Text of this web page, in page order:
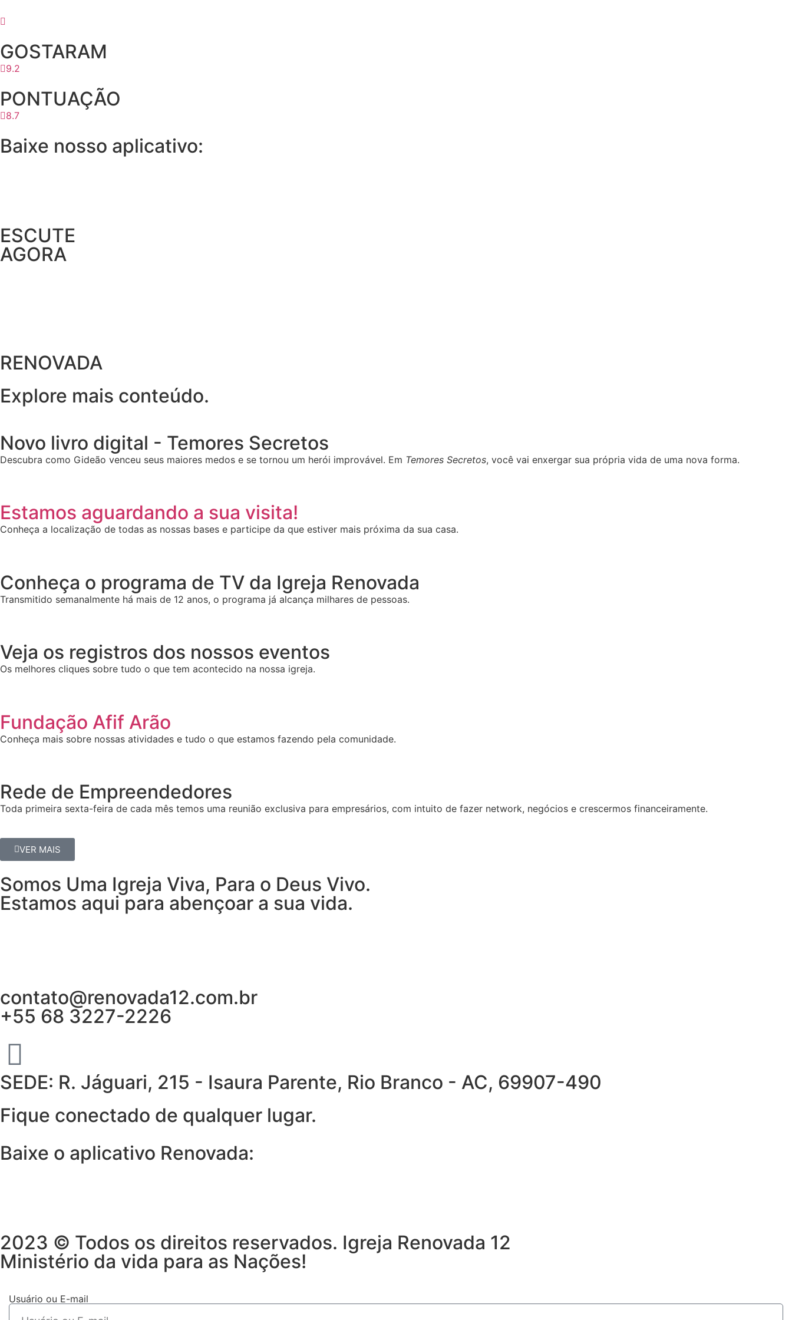
GOSTARAM
9.2
PONTUAÇÃO
8.7
Baixe nosso aplicativo:
ESCUTE
AGORA
RENOVADA
Explore mais conteúdo.
Novo livro digital - Temores Secretos
Descubra como Gideão venceu seus maiores medos e se tornou um herói improvável. Em Temores Secretos, você vai enxergar sua própria vida de uma nova forma.
Estamos aguardando a sua visita!
Conheça a localização de todas as nossas bases e participe da que estiver mais próxima da sua casa.
Conheça o programa de TV da Igreja Renovada
Transmitido semanalmente há mais de 12 anos, o programa já alcança milhares de pessoas.
Veja os registros dos nossos eventos
Os melhores cliques sobre tudo o que tem acontecido na nossa igreja.
Fundação Afif Arão
Conheça mais sobre nossas atividades e tudo o que estamos fazendo pela comunidade.
Rede de Empreendedores
Toda primeira sexta-feira de cada mês temos uma reunião exclusiva para empresários, com intuito de fazer network, negócios e crescermos financeiramente.
VER MAIS
Somos Uma Igreja Viva, Para o Deus Vivo.
Estamos aqui para abençoar a sua vida.
contato@renovada12.com.br
+55 68 3227-2226
SEDE: R. Jáguari, 215 - Isaura Parente, Rio Branco - AC, 69907-490
Fique conectado de qualquer lugar.
Baixe o aplicativo Renovada:
2023 © Todos os direitos reservados. Igreja Renovada 12
Ministério da vida para as Nações!
Usuário ou E-mail